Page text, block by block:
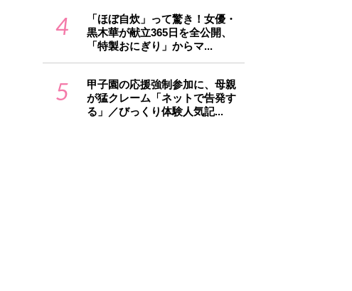
4
「ほぼ自炊」って驚き！女優・
黒木華が献立365日を全公開、
「特製おにぎり」からマ...
5
甲子園の応援強制参加に、母親
が猛クレーム「ネットで告発す
る」／びっくり体験人気記...